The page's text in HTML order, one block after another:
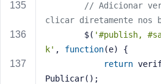
// Adicionar
clicar diretamente nos
        $(
'#publish,
k' , function(e)
{
return
Publicar();